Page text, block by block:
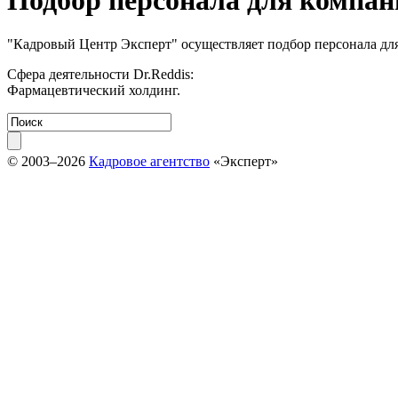
"Кадровый Центр Эксперт" осуществляет подбор персонала
Сфера деятельности Dr.Reddis:
Фармацевтический холдинг.
© 2003–2026 Кадровое агентство «Эксперт»